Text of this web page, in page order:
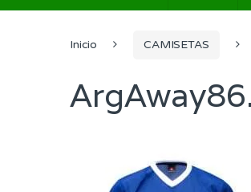
Inicio CAMISETAS